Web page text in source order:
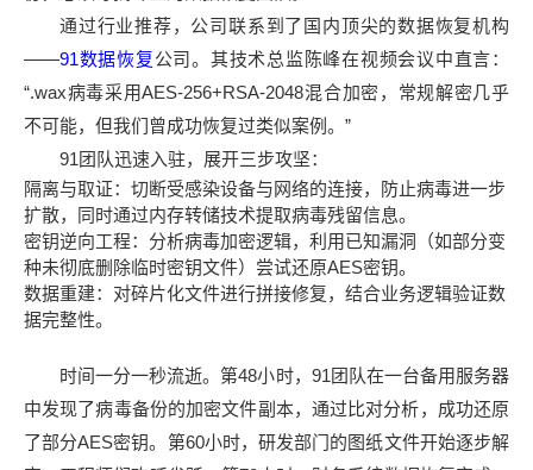
通过行业推荐，公司联系到了国内顶尖的数据恢复机构
——91数据恢复公司。其技术总监陈峰在视频会议中直言：
“.wax病毒采用AES-256+RSA-2048混合加密，常规解密几乎
不可能，但我们曾成功恢复过类似案例。”
91团队迅速入驻，展开三步攻坚：
隔离与取证：切断受感染设备与网络的连接，防止病毒进一步
扩散，同时通过内存转储技术提取病毒残留信息。
密钥逆向工程：分析病毒加密逻辑，利用已知漏洞（如部分变
种未彻底删除临时密钥文件）尝试还原AES密钥。
数据重建：对碎片化文件进行拼接修复，结合业务逻辑验证数
据完整性。
时间一分一秒流逝。第48小时，91团队在一台备用服务器
中发现了病毒备份的加密文件副本，通过比对分析，成功还原
了部分AES密钥。第60小时，研发部门的图纸文件开始逐步解